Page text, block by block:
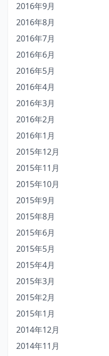
2016年9月
2016年8月
2016年7月
2016年6月
2016年5月
2016年4月
2016年3月
2016年2月
2016年1月
2015年12月
2015年11月
2015年10月
2015年9月
2015年8月
2015年6月
2015年5月
2015年4月
2015年3月
2015年2月
2015年1月
2014年12月
2014年11月